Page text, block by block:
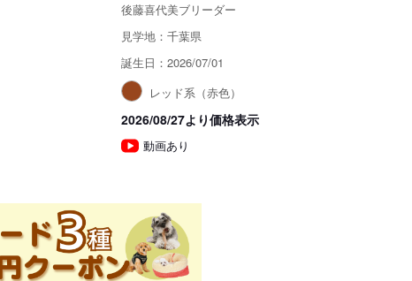
後藤喜代美ブリーダー
見学地：千葉県
誕生日：2026/07/01
レッド系（赤色）
2026/08/27より価格表示
動画あり